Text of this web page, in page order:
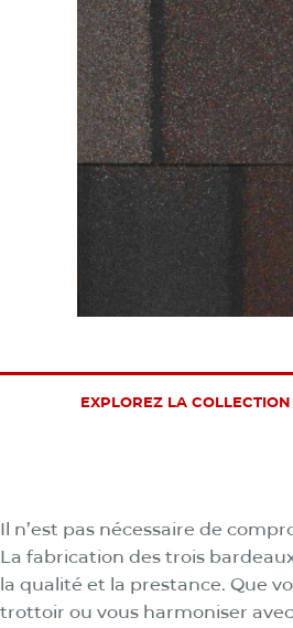
EXPLOREZ LA COLLECTION
La collection
Il n’est pas nécessaire de
La fabrication des trois
la qualité et la prestance. Que
trottoir ou vous harmoniser